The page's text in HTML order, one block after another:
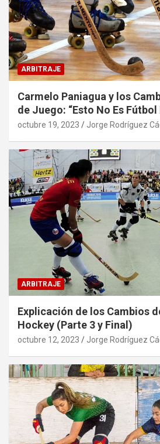
ARBITRAJE
Carmelo Paniagua y los
de Juego: “Esto No Es Fútbol
octubre 19, 2023 Jorge Rodríguez
ARBITRAJE
Explicación de los Cambios
Hockey (Parte 3 y Final)
octubre 12, 2023 Jorge Rodríguez